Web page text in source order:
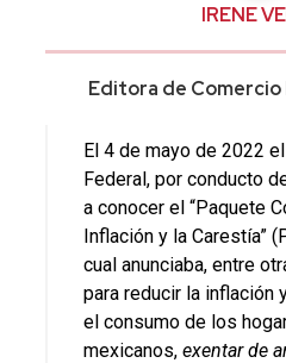
IRENE
Editora de
El 4 de mayo de 2022
Federal, por conducto
a conocer el “Paquete
Inflación y la Carestía”
cual anunciaba, entre
para reducir la inflación
el consumo de los
mexicanos, exentar de